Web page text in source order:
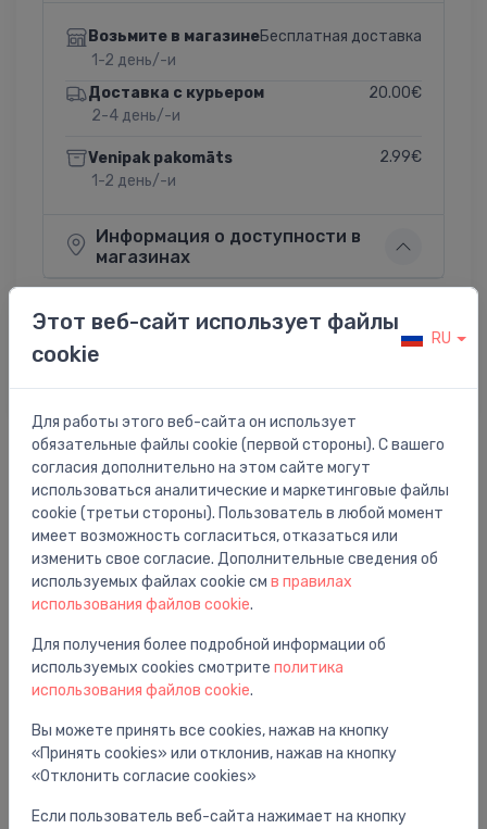
Возьмите в магазине
1-2 день/-и
Бесплатная доставка
Доставка с курьером
2-4 день/-и
20.00€
Venipak pakomāts
1-2 день/-и
2.99€
Информация о доступности в
магазинах
Описание товара
adapters kapara caurulei 15mm, 24-19, balts
Вам также может понравиться
Этот веб-сайт использует файлы
cookie
RU
Для работы этого веб-сайта он использует
обязательные файлы cookie (первой стороны). С вашего
согласия дополнительно на этом сайте могут
использоваться аналитические и маркетинговые файлы
cookie (третьи стороны). Пользователь в любой момент
имеет возможность согласиться, отказаться или
изменить свое согласие. Дополнительные сведения об
используемых файлах cookie см в правилах
использования файлов cookie.
Для получения более подробной информации об
используемых cookies смотрите политика
использования файлов cookie.
Вы можете принять все cookies, нажав на кнопку
«Принять cookies» или отклонив, нажав на кнопку
«Отклонить согласие cookies»
Если пользователь веб-сайта нажимает на кнопку